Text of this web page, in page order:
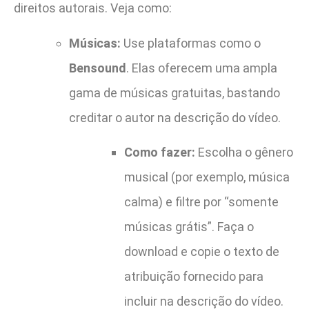
direitos autorais. Veja como:
Músicas: Use plataformas como o
Bensound. Elas oferecem uma ampla
gama de músicas gratuitas, bastando
creditar o autor na descrição do vídeo.
Como fazer: Escolha o gênero
musical (por exemplo, música
calma) e filtre por “somente
músicas grátis”. Faça o
download e copie o texto de
atribuição fornecido para
incluir na descrição do vídeo.